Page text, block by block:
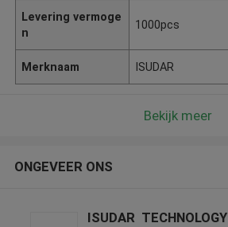
Levering vermoge
n
1000pcs
Merknaam ISUDAR
Bekijk meer
ONGEVEER ONS
ISUDAR TECHNOLOGY